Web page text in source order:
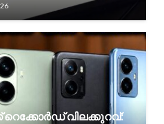
വിലക്കുറവ്: